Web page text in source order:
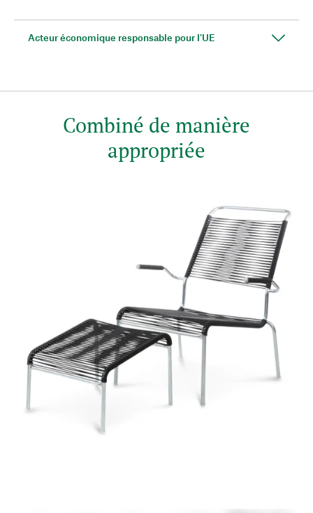
Acteur économique responsable pour l'UE
Combiné de manière
appropriée